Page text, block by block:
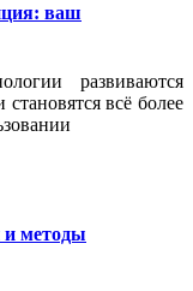
ваш
развиваются
всё более
и методы